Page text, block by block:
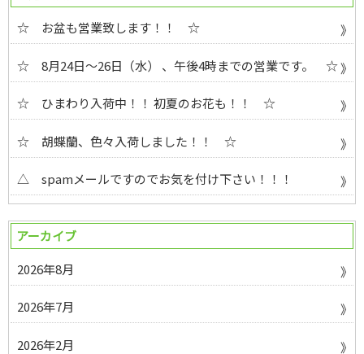
☆ お盆も営業致します！！ ☆
☆ 8月24日～26日（水） 、午後4時までの営業です。 ☆
☆ ひまわり入荷中！！ 初夏のお花も！！ ☆
☆ 胡蝶蘭、色々入荷しました！！ ☆
△ spamメールですのでお気を付け下さい！！！
アーカイブ
2026年8月
2026年7月
2026年2月